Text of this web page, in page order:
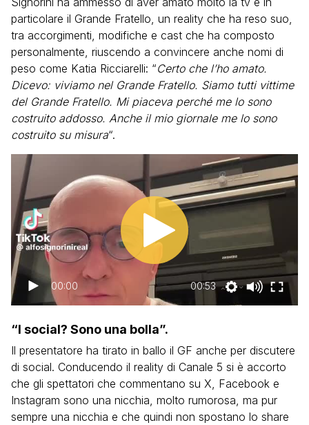
particolare il Grande Fratello, un reality che ha reso suo,
tra accorgimenti, modifiche e cast che ha composto
personalmente, riuscendo a convincere anche nomi di
peso come Katia Ricciarelli: “Certo che l’ho amato.
Dicevo: viviamo nel Grande Fratello. Siamo tutti vittime
del Grande Fratello. Mi piaceva perché me lo sono
costruito addosso. Anche il mio giornale me lo sono
costruito su misura“.
00:00 00:53
“I social? Sono una bolla”.
Il presentatore ha tirato in ballo il GF anche per discutere
di social. Conducendo il reality di Canale 5 si è accorto
che gli spettatori che commentano su X, Facebook e
Instagram sono una nicchia, molto rumorosa, ma pur
sempre una nicchia e che quindi non spostano lo share